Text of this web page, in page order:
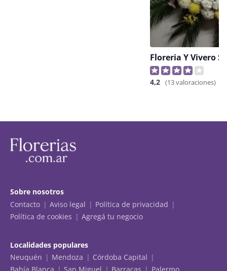
Floreria Y Vivero
4,2 (13 valoraciones)
Sobre nosotros
Contacto
Aviso legal
Política de privacidad
Política de cookies
Agregá tu negocio
Localidades populares
Neuquén
Mendoza
Córdoba Capital